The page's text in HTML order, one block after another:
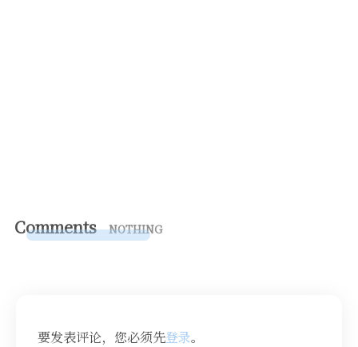
Comments NOTHING
要发表评论，您必须先登录。